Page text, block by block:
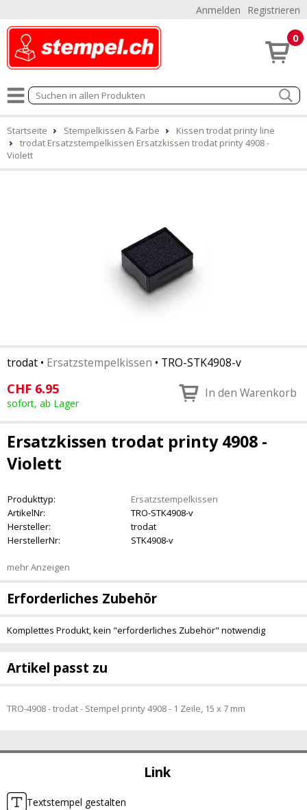
Anmelden Registrieren
0
Link
Textstempel gestalten
Startseite Stempelkissen & Farbe
Kissen trodat printy line
trodat Ersatzstempelkissen Ersatzkissen trodat printy 4908 -
Violett
trodat • Ersatzstempelkissen • TRO-STK4908-v
CHF 6.95
sofort, ab Lager
In den Warenkorb
Ersatzkissen trodat printy 4908 -
Violett
Produkttyp:
Ersatzstempelkissen
ArtikelNr:
TRO-STK4908-v
Hersteller:
trodat
HerstellerNr:
STK4908-v
mehr Anzeigen
Erforderliches Zubehör
Komplettes Produkt, kein "erforderliches Zubehör" notwendig
Artikel passt zu
TRO-4908 - trodat - Stempel printy 4908 - 1 Zeile, 15 x 7 mm